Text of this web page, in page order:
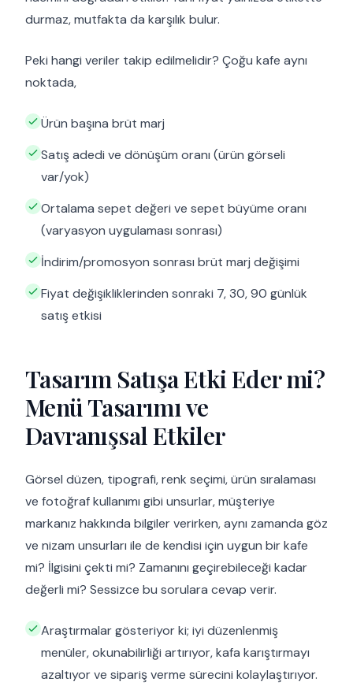
durmaz, mutfakta da karşılık bulur.
Peki hangi veriler takip edilmelidir? Çoğu kafe aynı
noktada,
Ürün başına brüt marj
Satış adedi ve dönüşüm oranı (ürün görseli
var/yok)
Ortalama sepet değeri ve sepet büyüme oranı
(varyasyon uygulaması sonrası)
İndirim/promosyon sonrası brüt marj değişimi
Fiyat değişikliklerinden sonraki 7, 30, 90 günlük
satış etkisi
Tasarım Satışa Etki Eder mi?
Menü Tasarımı ve
Davranışsal Etkiler
Görsel düzen, tipografi, renk seçimi, ürün sıralaması
ve fotoğraf kullanımı gibi unsurlar, müşteriye
markanız hakkında bilgiler verirken, aynı zamanda göz
ve nizam unsurları ile de kendisi için uygun bir kafe
mi? İlgisini çekti mi? Zamanını geçirebileceği kadar
değerli mi? Sessizce bu sorulara cevap verir.
Araştırmalar gösteriyor ki; iyi düzenlenmiş
menüler, okunabilirliği artırıyor, kafa karıştırmayı
azaltıyor ve sipariş verme sürecini kolaylaştırıyor.